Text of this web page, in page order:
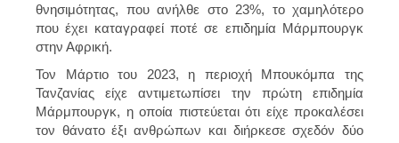
θνησιμότητας, που ανήλθε στο 23%, το χαμηλότερο
που έχει καταγραφεί ποτέ σε επιδημία Μάρμπουργκ
στην Αφρική.
Τον Μάρτιο του 2023, η περιοχή Μπουκόμπα της
Τανζανίας είχε αντιμετωπίσει την πρώτη επιδημία
Μάρμπουργκ, η οποία πιστεύεται ότι είχε προκαλέσει
τον θάνατο έξι ανθρώπων και διήρκεσε σχεδόν δύο